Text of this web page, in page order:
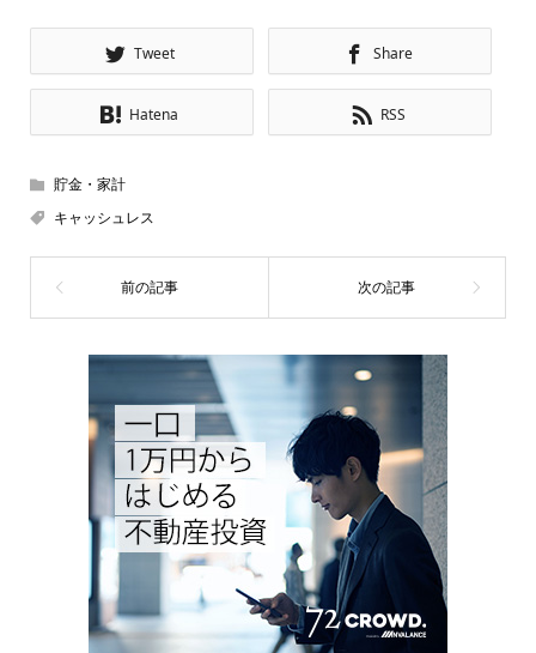
Tweet Share
Hatena RSS
貯金・家計
キャッシュレス